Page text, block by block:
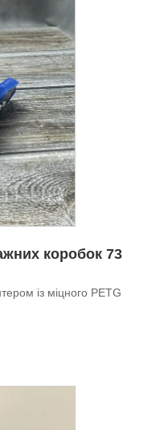
коробок 73
із міцного PETG